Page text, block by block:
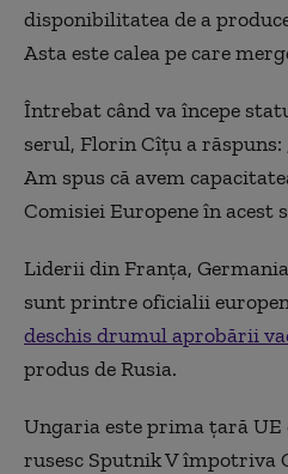
disponibilitatea de a
Asta este calea pe care
Întrebat când va începe
serul, Florin Cîțu a
Am spus că avem
Comisiei Europene în acest
Liderii din Franța,
sunt printre oficialii
deschis drumul aprobării
produs de Rusia.
Ungaria este prima țară
rusesc Sputnik V împotriva